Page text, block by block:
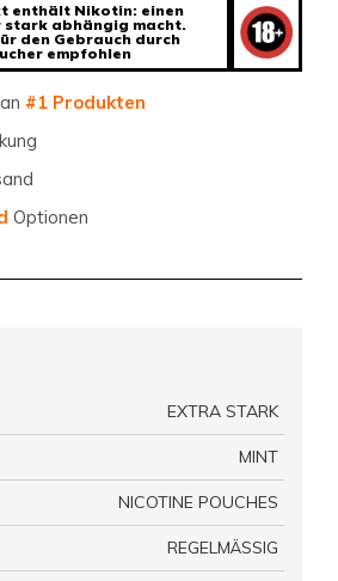
enthält Nikotin: einen
stark abhängig macht.
den Gebrauch durch
empfohlen
#1 Produkten
Optionen
EXTRA STARK
MINT
NICOTINE POUCHES
REGELMÄSSIG